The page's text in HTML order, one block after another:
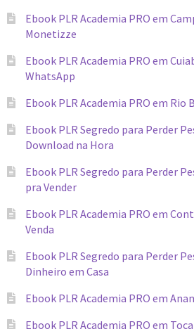
Ebook PLR Academia PRO em
Monetizze
Ebook PLR Academia PRO em
WhatsApp
Ebook PLR Academia PRO em Rio
Ebook PLR Segredo para Perder
Download na Hora
Ebook PLR Segredo para Perder
pra Vender
Ebook PLR Academia PRO em
Venda
Ebook PLR Segredo para Perder
Dinheiro em Casa
Ebook PLR Academia PRO em
Ebook PLR Academia PRO em